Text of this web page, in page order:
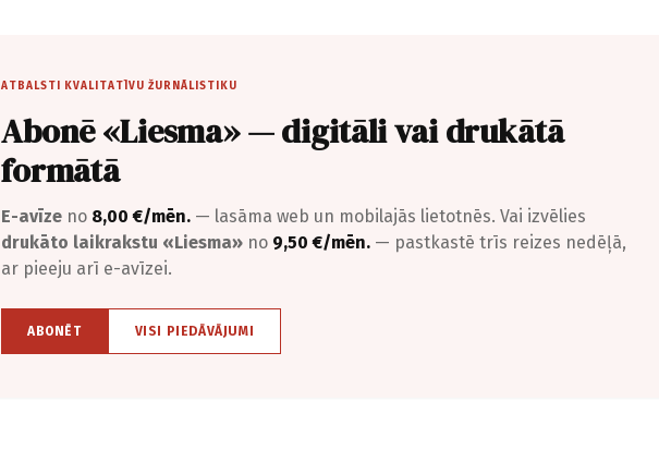
ATBALSTI KVALITATĪVU ŽURNĀLISTIKU
Abonē «Liesma» — digitāli vai drukātā
formātā
E-avīze no 8,00 €/mēn. — lasāma web un mobilajās lietotnēs. Vai izvēlies
drukāto laikrakstu «Liesma» no 9,50 €/mēn. — pastkastē trīs reizes nedēļā,
ar pieeju arī e-avīzei.
ABONĒT VISI PIEDĀVĀJUMI